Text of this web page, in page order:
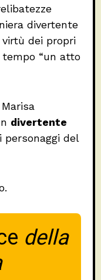
divertente
dei propri
“un atto
divertente
del
della